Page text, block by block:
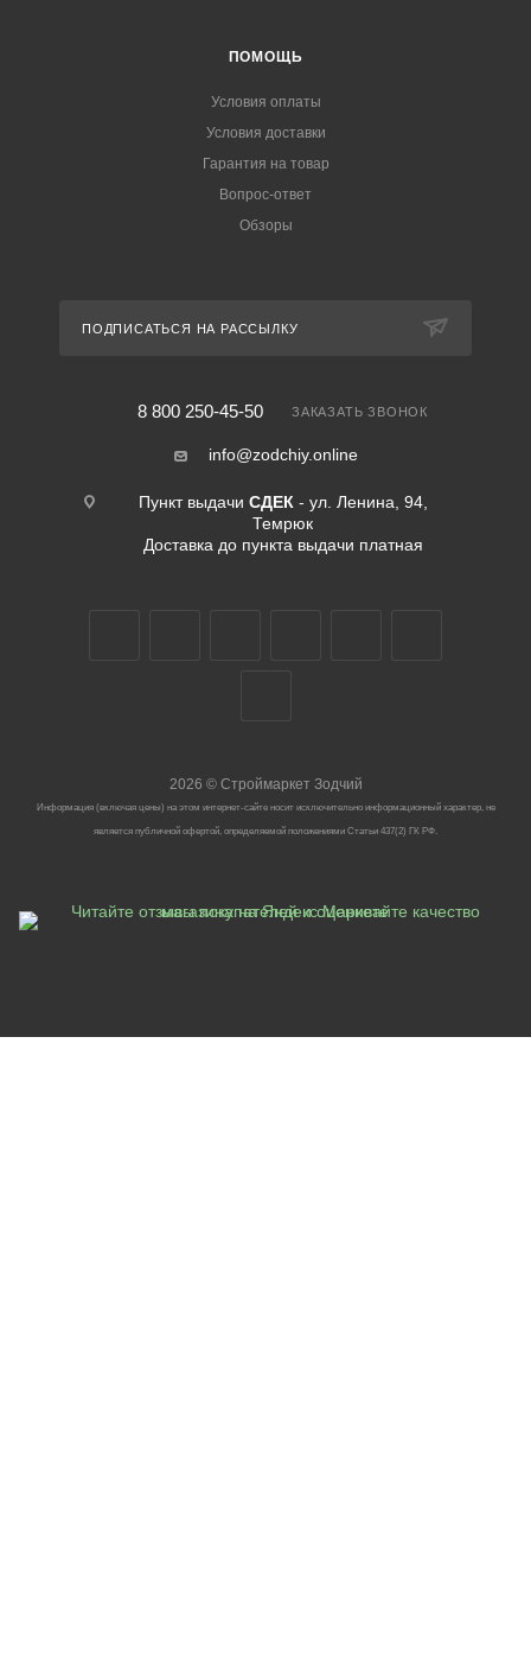
ПОМОЩЬ
Условия оплаты
Условия доставки
Гарантия на товар
Вопрос-ответ
Обзоры
ПОДПИСАТЬСЯ НА РАССЫЛКУ
8 800 250-45-50 ЗАКАЗАТЬ ЗВОНОК
info@zodchiy.online
Пункт выдачи СДЕК - ул. Ленина, 94,
Темрюк
Доставка до пункта выдачи платная
2026 ©Строймаркет Зодчий
Информация (включая цены) на этом интернет-сайте носит исключительно информационный характер, не
является публичной офертой, определяемой положениями Статьи 437(2) ГК РФ.